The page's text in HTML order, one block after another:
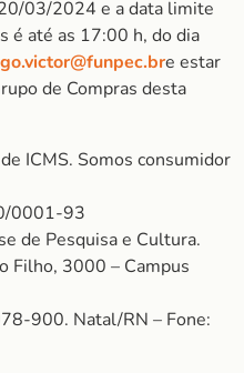
03/2024 e a data limite
é até as 17:00 h, do dia
e estar
de Compras desta
ICMS. Somos consumidor
0001-93
de Pesquisa e Cultura.
Filho, 3000 – Campus
900. Natal/RN – Fone: